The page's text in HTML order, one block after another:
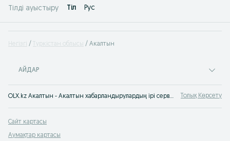
Тілді ауыстыру Tіл Рус
Негізгі Түркістан облысы Акалтын
АЙДАР
OLX.kz Акалтын - Акалтын хабарландырулардың ірі сервисі: жылжымайтын мүлік, жұмыс, көлік, тауарларды, қызметерді сату/сатып алу. Толық Көрсету
Сайт картасы
Аумақтар картасы